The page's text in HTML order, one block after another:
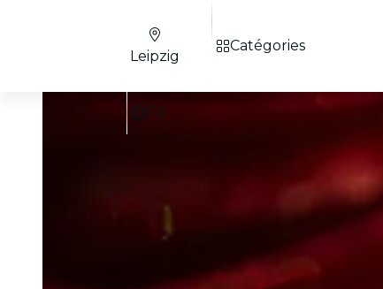
Leipzig
FR
Catégories